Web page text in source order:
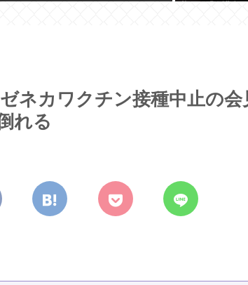
ネカワクチン接種中止の会
れる